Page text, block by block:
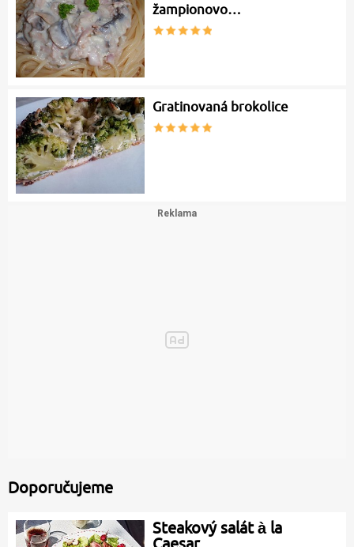
žampionovo…
Gratinovaná brokolice
Doporučujeme
Steakový salát à la